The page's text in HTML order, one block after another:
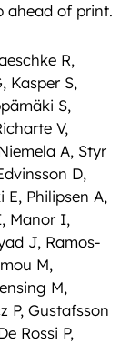
ahead of print.
R,
Kasper S,
S,
V,
A, Styr
D,
E, Philipsen A,
Manor I,
J, Ramos-
M,
M,
P, Gustafsson
Rossi P,